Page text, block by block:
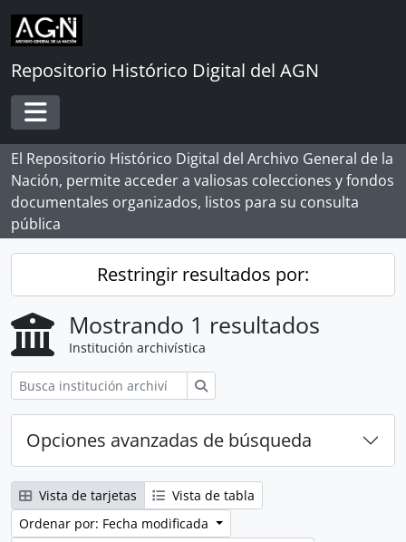
Skip to main content
Repositorio Histórico Digital del AGN
Toggle navigation
El Repositorio Histórico Digital del Archivo General de la
Nación, permite acceder a valiosas colecciones y fondos
documentales organizados, listos para su consulta
pública
Restringir resultados por:
Mostrando 1 resultados
Institución archivística
Opciones avanzadas de búsqueda
Vista de tarjetas
Vista de tabla
Ordenar por: Fecha modificada